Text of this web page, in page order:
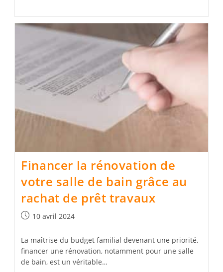
Financer la rénovation de
votre salle de bain grâce au
rachat de prêt travaux
Publication
10 avril 2024
La maîtrise du budget familial devenant une priorité,
financer une rénovation, notamment pour une salle
de bain, est un véritable…